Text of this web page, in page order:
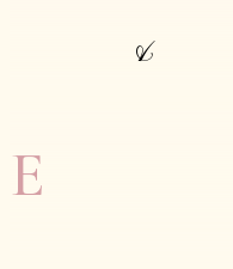
&
E